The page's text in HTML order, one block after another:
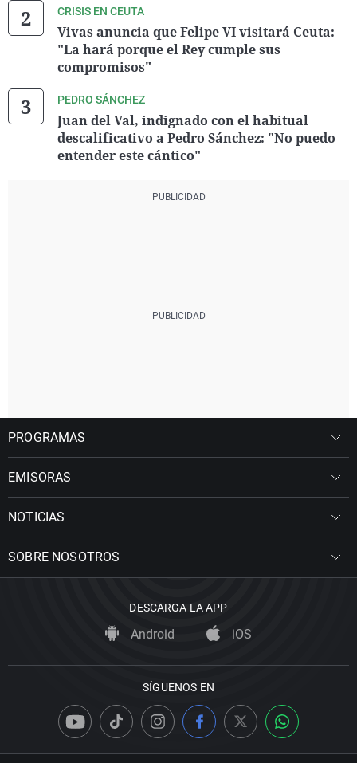
CRISIS EN CEUTA
Vivas anuncia que Felipe VI visitará Ceuta:
"La hará porque el Rey cumple sus
compromisos"
PEDRO SÁNCHEZ
Juan del Val, indignado con el habitual
descalificativo a Pedro Sánchez: "No puedo
entender este cántico"
PROGRAMAS
EMISORAS
NOTICIAS
SOBRE NOSOTROS
DESCARGA LA APP
Android iOS
SÍGUENOS EN